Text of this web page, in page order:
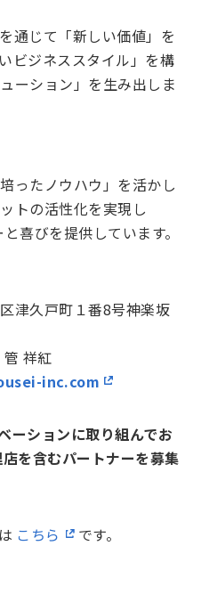
通じて「新しい価値」を
ビジネススタイル」を構
ーション」を生み出しま
ったノウハウ」を活かし
トの活性化を実現し
喜びを提供しています。
津久戸町１番8号神楽坂
祥紅
inc.com
ーションに取り組んでお
を含むパートナーを募集
こちら です。